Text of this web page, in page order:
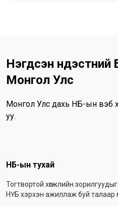
Нэгдсэн Үндэстний
Монгол Улс
Монгол Улс дахь НҮБ-ын вэб
уу.
Footer menu
НҮБ-ын тухай
Тогтвортой хөгжлийн
НҮБ хэрхэн ажиллаж буй талаар